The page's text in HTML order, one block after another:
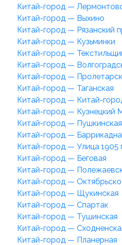
Китай-город —
Китай-город — Выхино
Китай-город — Рязанский
Китай-город — Кузьминки
Китай-город —
Китай-город —
Китай-город —
Китай-город — Таганская
Китай-город — Китай-
Китай-город — Кузнецкий
Китай-город — Пушкинская
Китай-город —
Китай-город — Улица 1905
Китай-город — Беговая
Китай-город —
Китай-город —
Китай-город — Щукинская
Китай-город — Спартак
Китай-город — Тушинская
Китай-город —
Китай-город — Планерная